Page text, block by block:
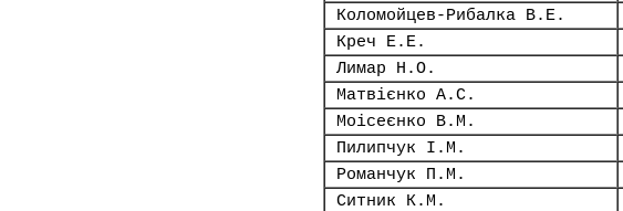
Коломойцев-Рибалка В.Е.
Креч Е.Е.
Лимар Н.О.
Матвієнко А.С.
Моісеєнко В.М.
Пилипчук І.М.
Романчук П.М.
Ситник К.М.